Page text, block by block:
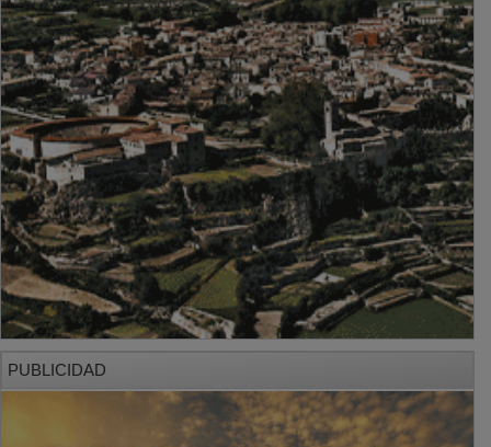
PUBLICIDAD